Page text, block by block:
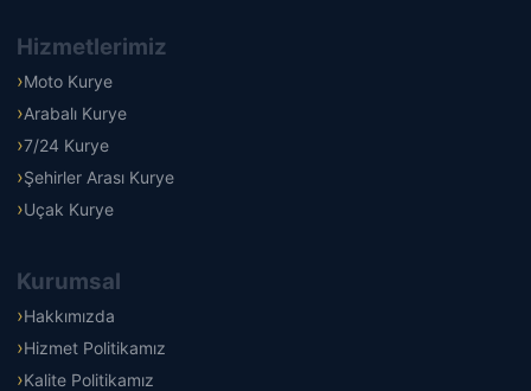
Hizmetlerimiz
Moto Kurye
Arabalı Kurye
7/24 Kurye
Şehirler Arası Kurye
Uçak Kurye
Kurumsal
Hakkımızda
Hizmet Politikamız
Kalite Politikamız